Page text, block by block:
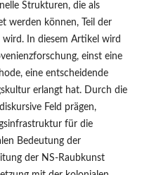
Strukturen, die als
werden können, Teil der
In diesem Artikel wird
einst eine
eine entscheidende
erlangt hat. Durch die
Feld prägen,
für die
Bedeutung der
der NS-Raubkunst